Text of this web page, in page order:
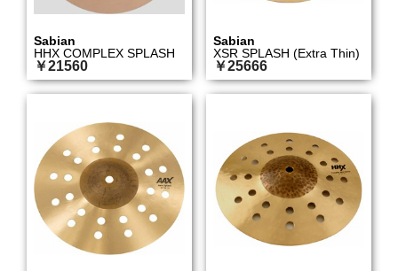
Sabian
HHX COMPLEX SPLASH
￥21560
Sabian
XSR SPLASH (Extra Thin)
￥25666